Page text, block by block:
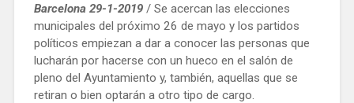
Barcelona 29-1-2019/ Se acercan las elecciones
municipales del próximo 26 de mayo y los partidos
políticos empiezan a dar a conocer las personas que
lucharán por hacerse con un hueco en el salón de
pleno del Ayuntamiento y, también, aquellas que se
retiran o bien optarán a otro tipo de cargo.